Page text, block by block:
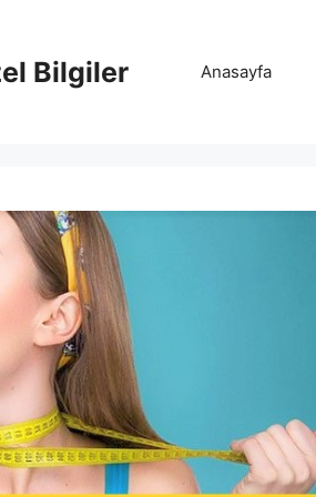
Bilgiler Anasayfa